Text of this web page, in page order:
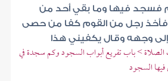
فسجد فيها وما بقي أحد من
فأخذ رجل من القوم كفا من حصى
إلى وجهه وقال يكفيني هذا
> باب تفريع أبواب السجود وكم سجدة في
السجود